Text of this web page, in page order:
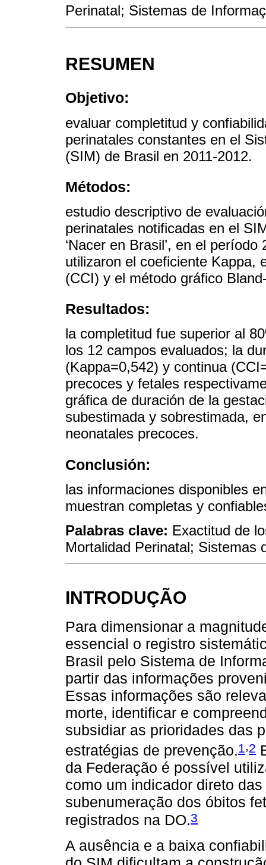
Perinatal; Sistemas de
RESUMEN
Objetivo:
evaluar completitud y
perinatales constantes en el
(SIM) de Brasil en 2011-2012.
Métodos:
estudio descriptivo de
perinatales notificadas en el
‘Nacer en Brasil’, en el
utilizaron el coeficiente Kappa,
(CCI) y el método gráfico
Resultados:
la completitud fue superior al
los 12 campos evaluados; la
(Kappa=0,542) y continua
precoces y fetales
gráfica de duración de la
subestimada y sobrestimada,
neonatales precoces.
Conclusión:
las informaciones disponibles
muestran completas y
Palabras clave: Exactitud de
Mortalidad Perinatal; Sistemas
INTRODUÇÃO
Para dimensionar a
essencial o registro
Brasil pelo Sistema de
partir das informações
Essas informações são
morte, identificar e
subsidiar as prioridades das
estratégias de prevenção.1 ,2
da Federação é possível
como um indicador direto
subenumeração dos óbitos
registrados na DO.3
A ausência e a baixa